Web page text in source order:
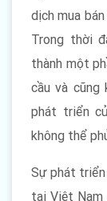
dịch mua
Trong thời
thành một
cầu và cũng
phát triển
không thể
Sự phát triển
tại Việt